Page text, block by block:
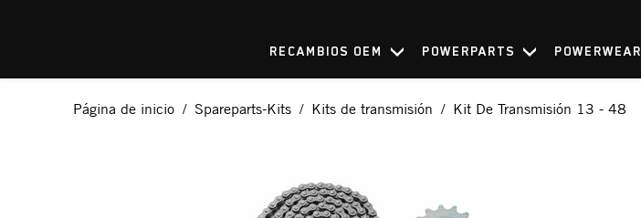
RECAMBIOS OEM POWERPARTS POWERWEAR
Página de inicio Spareparts-Kits Kits de transmisión Kit De Transmisión 13 - 48